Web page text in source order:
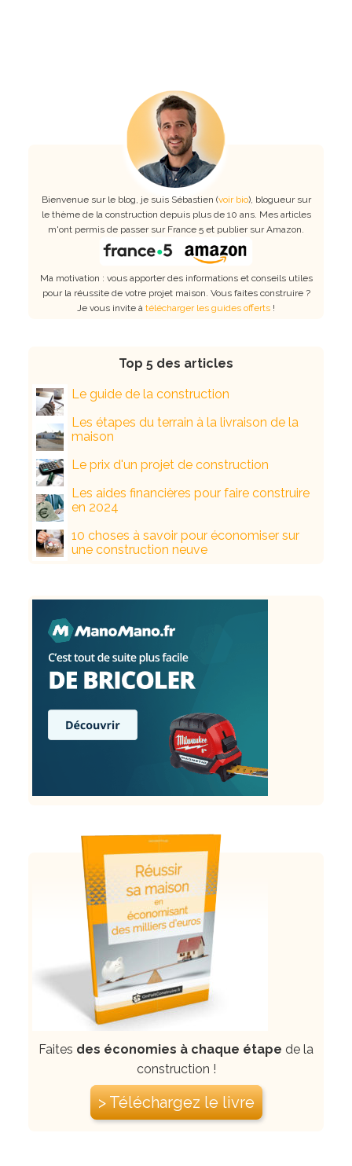
Bienvenue sur le blog, je suis Sébastien (voir bio), blogueur sur
le thème de la construction depuis plus de 10 ans. Mes articles
m'ont permis de passer sur France 5 et publier sur Amazon.
Ma motivation : vous apporter des informations et conseils utiles
pour la réussite de votre projet maison. Vous faites construire ?
Je vous invite à télécharger les guides offerts !
Top 5 des articles
Le guide de la construction
Les étapes du terrain à la livraison de la
maison
Le prix d'un projet de construction
Les aides financières pour faire construire
en 2024
10 choses à savoir pour économiser sur
une construction neuve
Faites des économies à chaque étape de la
construction !
> Téléchargez le livre